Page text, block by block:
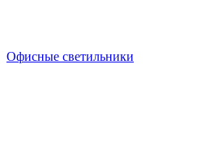
Офисные светильники